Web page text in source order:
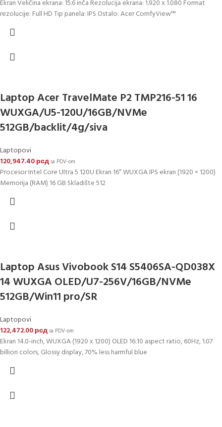
Ekran Veličina ekrana: 15.6 inča Rezolucija ekrana: 1.920 x 1.080 Format
rezolucije: Full HD Tip panela: IPS Ostalo: Acer ComfyView™
Laptop Acer TravelMate P2 TMP216-51 16
WUXGA/U5-120U/16GB/NVMe
512GB/backlit/4g/siva
Laptopovi
120,947.40рсдsa PDV-om
Procesor Intel Core Ultra 5 120U Ekran 16″ WUXGA IPS ekran (1920 × 1200)
Memorija (RAM) 16 GB Skladište 512
Laptop Asus Vivobook S14 S5406SA-QD038X
14 WUXGA OLED/U7-256V/16GB/NVMe
512GB/Win11 pro/SR
Laptopovi
122,472.00рсдsa PDV-om
Ekran 14.0-inch, WUXGA (1920 x 1200) OLED 16:10 aspect ratio, 60Hz, 1.07
billion colors, Glossy display, 70% less harmful blue